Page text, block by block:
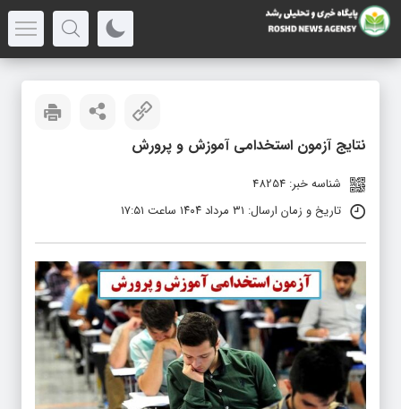
نتایج آزمون استخدامی آموزش‌ و پرورش
شناسه خبر: 48254
تاریخ و زمان ارسال: ۳۱ مرداد ۱۴۰۴ ساعت ۱۷:۵۱